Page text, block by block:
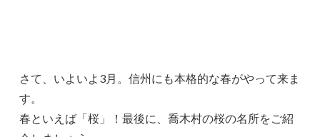
さて、いよいよ3月。信州にも本格的な春がやって来ま
す。
春といえば「桜」！最後に、喬木村の桜の名所をご紹